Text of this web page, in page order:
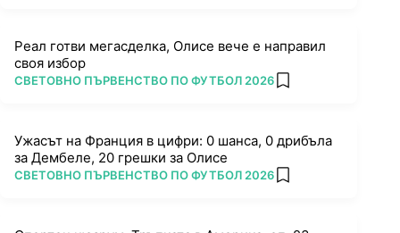
Реал готви мегасделка, Олисе вече е направил
своя избор
ПОВЕЧЕ ОТ
СВЕТОВНО ПЪРВЕНСТВО ПО ФУТБОЛ 2026 add favorites
Ужасът на Франция в цифри: 0 шанса, 0 дрибъла
за Дембеле, 20 грешки за Олисе
ПОВЕЧЕ ОТ
СВЕТОВНО ПЪРВЕНСТВО ПО ФУТБОЛ 2026 add favorites